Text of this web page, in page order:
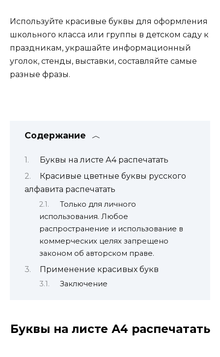
Используйте красивые буквы для оформления
школьного класса или группы в детском саду к
праздникам, украшайте информационный
уголок, стенды, выставки, составляйте самые
разные фразы.
Содержание
Буквы на листе А4 распечатать
Красивые цветные буквы русского
алфавита распечатать
Только для личного
использования. Любое
распространение и использование в
коммерческих целях запрещено
законом об авторском праве.
Применение красивых букв
Заключение
Буквы на листе А4 распечатать